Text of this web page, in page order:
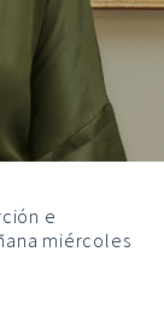
e
miércoles